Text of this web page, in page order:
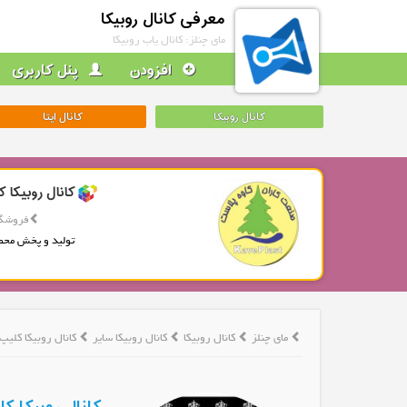
معرفی کانال روبیکا
مای چنلز: کانال یاب روبیکا
افزودن پنل کاربری
کانال روبیکا کانال ایتا
کانال روبیکا
تولید و پخش
مای چنلز کانال روبیکا کانال روبیکا سایر کانال روبیکا